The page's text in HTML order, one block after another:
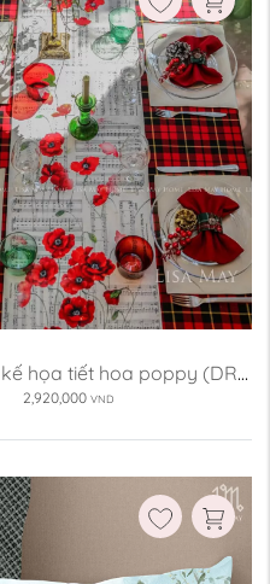
họa tiết hoa poppy (DR-
PP01)
2,920,000 VND
Ruột gối:
ruột
Có kèm ruột
Xóa